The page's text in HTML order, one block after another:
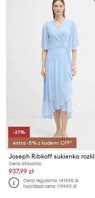
-21%
extra -5% z kodem: OFF*
Cena aktualna:
937,99 zł
Cena regularna:1419,90 zł
Najniższa cena:1199,90 zł